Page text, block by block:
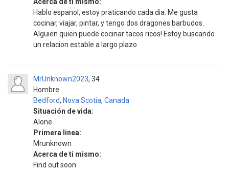
Hablo espanol, estoy praticando cada dia. Me gusta
cocinar, viajar, pintar, y tengo dos dragones barbudos.
Alguien quien puede cocinar tacos ricos! Estoy buscando
un relacion estable a largo plazo
MrUnknown2023
Hombre
34
Bedford, Nova Scotia, Canada
Situación de vida:
Alone
Primera linea:
Mrunknown
Acerca de ti mismo:
Find out soon